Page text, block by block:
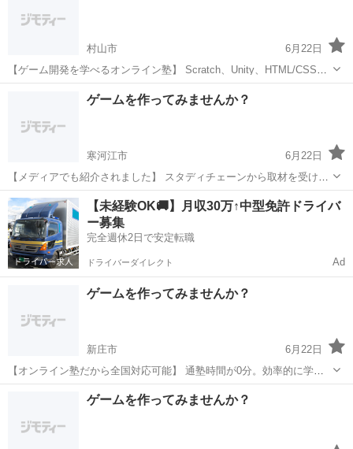
村山市
6月22日
【ゲーム開発を学べるオンライン塾】 Scratch、Unity、HTML/CSSな
ど、様々なプログラミング言語が学べます。 こんなお悩みはありませ
んか？ 学校の情報分野の授業だけでは不安 プログラミング...
プログラミング オンライン
ゲームを作ってみませんか？
寒河江市
6月22日
【メディアでも紹介されました】 スタディチェーンから取材を受け、
当塾の指導方針が紹介されました。 取材記事から 「現役エンジニアの
知見を活かした 生徒中心の教育」として高く評価いただいています。
...
山形 寒河江市 プログラミング 小学生
【未経験OK🚚】月収30万↑中型免許ドライバ
ー募集
完全週休2日で安定転職
ドライバーダイレクト Ad
ゲームを作ってみませんか？
新庄市
6月22日
【オンライン塾だから全国対応可能】 通塾時間が0分。効率的に学べ
ます。 全国からの受講 インターネット環境があれば、 日本全国どこ
からでも受講可能。 地方にお住まいの方も大歓迎です。 時間帯の柔
プログラミング 柔軟性
ゲームを作ってみませんか？